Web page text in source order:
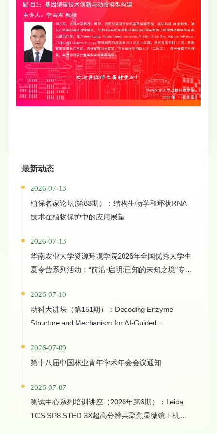
最新动态
2026-07-13
植保名家论坛(第83期）：结构生物学和环状RNA
技术在植物保护中的应用展望
2026-07-13
华南农业大学资源环境学院2026年全国优秀大学生
夏令营系列活动：“前沿·启明:已知的未知之境”专家
2026-07-10
动科大讲坛（第151期）：Decoding Enzyme
Structure and Mechanism for AI-Guided
Manufacturing
2026-07-09
第十八届中国林业青年学术年会会议通知
2026-07-07
测试中心系列培训讲座（2026年第6期）：Leica
TCS SP8 STED 3X超高分辨共聚焦显微镜上机培